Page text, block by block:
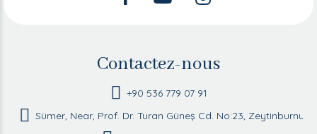
Contactez-nous
+90 536 779 07 91
Sümer, Near, Prof. Dr. Turan Güneş Cd. No:23, Zeytinburnu/